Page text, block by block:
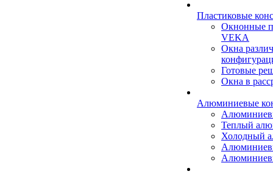
Пластиковые
Окнонные
VEKA
Окна
Готовые
Окна в
Алюминиевые
Теплый
Холодный